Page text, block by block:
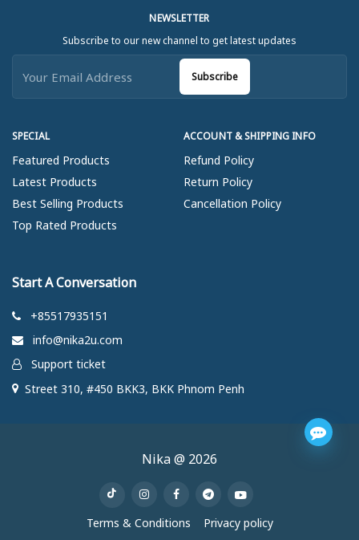
SPECIAL
Featured Products
Latest Products
Best Selling Products
Top Rated Products
ACCOUNT & SHIPPING INFO
Refund Policy
Return Policy
Cancellation Policy
NEWSLETTER
Subscribe to our new channel to get latest updates
Subscribe
Start A Conversation
+85517935151
info@nika2u.com
Support ticket
Street 310, #450 BKK3, BKK Phnom Penh
Nika @ 2026
Terms & Conditions Privacy policy